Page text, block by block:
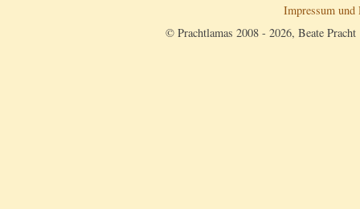
Impressum und
© Prachtlamas 2008 - 2026, Beate Pracht